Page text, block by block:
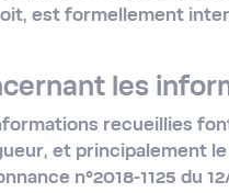
est formellement
les
recueillies
et principalement
n°2018-​1125 du